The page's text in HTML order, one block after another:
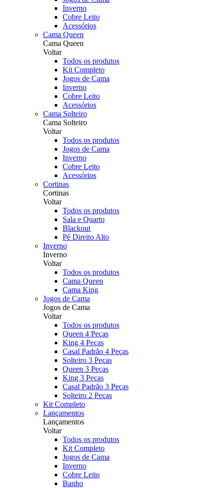
Inverno
Cobre Leito
Acessórios
Cama Queen
Cama Queen
Voltar
Todos os produtos
Kit Completo
Jogos de Cama
Inverno
Cobre Leito
Acessórios
Cama Solteiro
Cama Solteiro
Voltar
Todos os produtos
Jogos de Cama
Inverno
Cobre Leito
Acessórios
Cortinas
Cortinas
Voltar
Todos os produtos
Sala e Quarto
Blackout
Pé Direito Alto
Inverno
Inverno
Voltar
Todos os produtos
Cama Queen
Cama King
Jogos de Cama
Jogos de Cama
Voltar
Todos os produtos
Queen 4 Peças
King 4 Peças
Casal Padrão 4 Peças
Solteiro 3 Peças
Queen 3 Peças
King 3 Peças
Casal Padrão 3 Peças
Solteiro 2 Peças
Kit Completo
Lançamentos
Lançamentos
Voltar
Todos os produtos
Kit Completo
Jogos de Cama
Inverno
Cobre Leito
Banho